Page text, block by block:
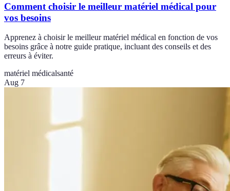
Comment choisir le meilleur matériel médical pour
vos besoins
Apprenez à choisir le meilleur matériel médical en fonction de vos
besoins grâce à notre guide pratique, incluant des conseils et des
erreurs à éviter.
matériel médicalsanté
Aug 7